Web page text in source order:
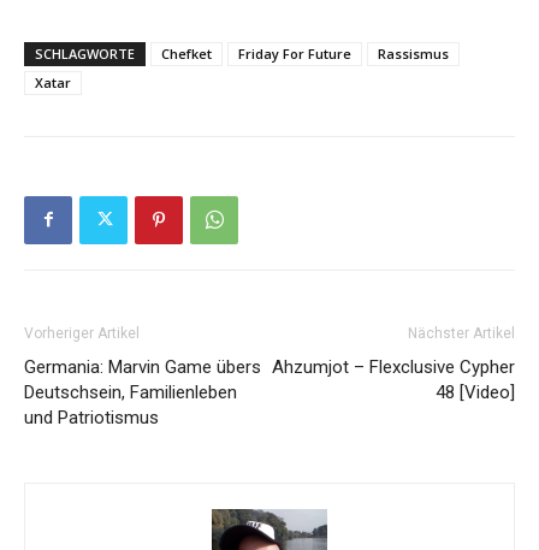
SCHLAGWORTE Chefket Friday For Future
Rassismus
Xatar
Vorheriger Artikel
Germania: Marvin Game übers
Deutschsein, Familienleben
und Patriotismus
Nächster Artikel
Ahzumjot – Flexclusive Cypher
48 [Video]